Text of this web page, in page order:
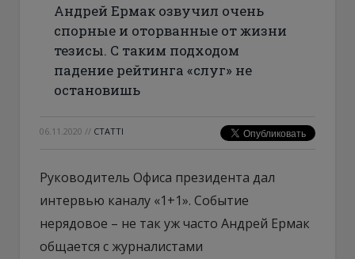
Андрей Ермак озвучил очень
спорные и оторванные от жизни
тезисы. С таким подходом
падение рейтинга «слуг» не
остановишь
06.11.2020 // СТАТТІ
Руководитель Офиса президента дал
интервью каналу «1+1». Событие
нерядовое – не так уж часто Андрей Ермак
общается с журналистами